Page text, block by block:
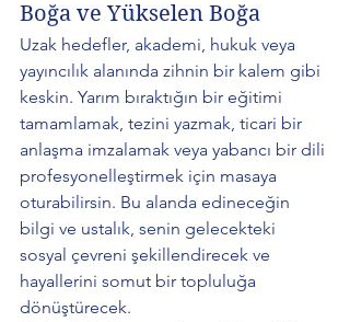
Boğa ve Yükselen Boğa
Uzak hedefler, akademi, hukuk veya
yayıncılık alanında zihnin bir kalem gibi
keskin. Yarım bıraktığın bir eğitimi
tamamlamak, tezini yazmak, ticari bir
anlaşma imzalamak veya yabancı bir dili
profesyonelleştirmek için masaya
oturabilirsin. Bu alanda edineceğin
bilgi ve ustalık, senin gelecekteki
sosyal çevreni şekillendirecek ve
hayallerini somut bir topluluğa
dönüştürecek.